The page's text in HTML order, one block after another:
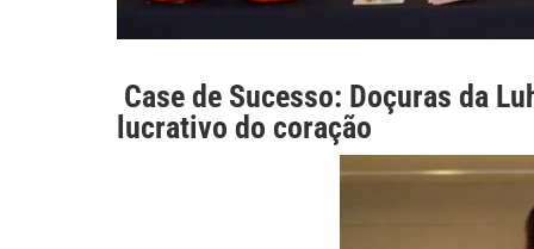
Case de Sucesso: Doçuras da
lucrativo do coração